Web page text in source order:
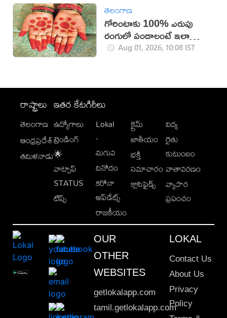
తెలంగాణ
గోరింటాకు 100% ఎరుపు
రంగులో పండాలంటే ఇలా
చేయండి!
Aug 01, 2026, 10:08 IST
రాష్ట్రాలు
తెలంగాణ
ఆంధ్రప్రదేశ్
తమిళనాడు
ఇతర కేటగిరీలు
ఉద్యోగాలు
ట్రెండింగ్
🌟
వాట్సాప్
STATUS
టిప్స్
Lokal
-
మగువ
వినోదం
కరోనా
అప్‌డేట్స్
రాజకీయం
క్రైమ్
జాతీయం
భక్తి
సమాచారం
క్లాసిఫైడ్స్
విద్య
రైతు
కుటుంబం
వాతావరణం
వ్యాపార
ప్రపంచం
OUR
OTHER
WEBSITES
getlokalapp.com
tamil.getlokalapp.com
LOKAL
Contact Us
About Us
Privacy
Policy